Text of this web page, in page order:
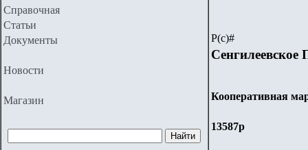
Справочная
Статьи
Документы
Новости
Магазин
Р(с)#
Сенгилеевское
Кооперативная
13587р